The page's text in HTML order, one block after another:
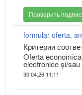
Проверить
formular oferta.
Критерии
Oferta
electronice și/
30.04.26 11:11